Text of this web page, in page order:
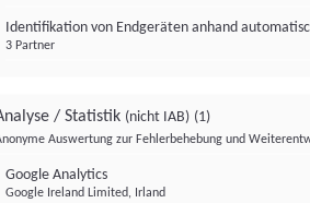
Identifikation von Endgeräten anhand
3 Partner
/ Statistik (nicht IAB) (1)
Auswertung zur Fehlerbehebung und
Google Analytics
Google Ireland Limited, Irland